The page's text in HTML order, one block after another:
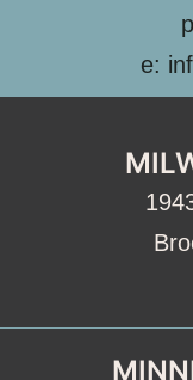
e: